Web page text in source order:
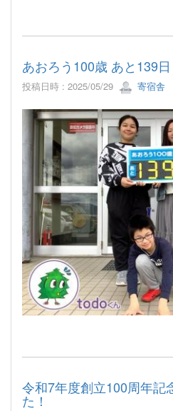
あおろう100歳 あと139日
投稿日時 : 2025/05/29 寄宿舎
令和7年度創立100周年記
た！